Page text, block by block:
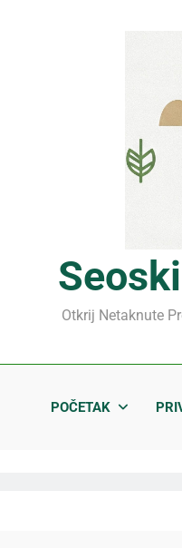
Otkrij Netaknute
POČETAK